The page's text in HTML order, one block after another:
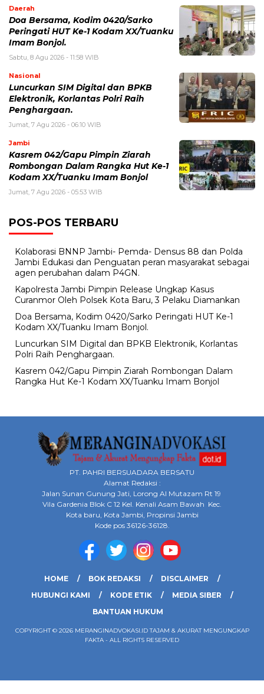
Daerah
Doa Bersama, Kodim 0420/Sarko
Peringati HUT Ke-1 Kodam XX/Tuanku
Imam Bonjol.
Sabtu, 8 Agu 2026 - 11:58 WIB
Nasional
Luncurkan SIM Digital dan BPKB
Elektronik, Korlantas Polri Raih
Penghargaan.
Jumat, 7 Agu 2026 - 06:10 WIB
Jambi
Kasrem 042/Gapu Pimpin Ziarah
Rombongan Dalam Rangka Hut Ke-1
Kodam XX/Tuanku Imam Bonjol
Jumat, 7 Agu 2026 - 05:53 WIB
POS-POS TERBARU
Kolaborasi BNNP Jambi- Pemda- Densus 88 dan Polda
Jambi Edukasi dan Penguatan peran masyarakat sebagai
agen perubahan dalam P4GN.
Kapolresta Jambi Pimpin Release Ungkap Kasus
Curanmor Oleh Polsek Kota Baru, 3 Pelaku Diamankan
Doa Bersama, Kodim 0420/Sarko Peringati HUT Ke-1
Kodam XX/Tuanku Imam Bonjol.
Luncurkan SIM Digital dan BPKB Elektronik, Korlantas
Polri Raih Penghargaan.
Kasrem 042/Gapu Pimpin Ziarah Rombongan Dalam
Rangka Hut Ke-1 Kodam XX/Tuanku Imam Bonjol
PT. PAHRI BERSUADARA BERSATU
Alamat Redaksi :
Jalan Sunan Gunung Jati, Lorong Al Mutazam Rt 19
Vila Gardenia Blok C 12 Kel. Kenali Asam Bawah Kec.
Kota baru, Kota Jambi, Propinsi Jambi
Kode pos 36126-36128.
HOME BOK REDAKSI
DISCLAIMER
HUBUNGI KAMI
KODE ETIK
MEDIA SIBER
BANTUAN HUKUM
COPYRIGHT © 2026 MERANGINADVOKASI.ID TAJAM & AKURAT MENGUNGKAP
FAKTA - ALL RIGHTS RESERVED